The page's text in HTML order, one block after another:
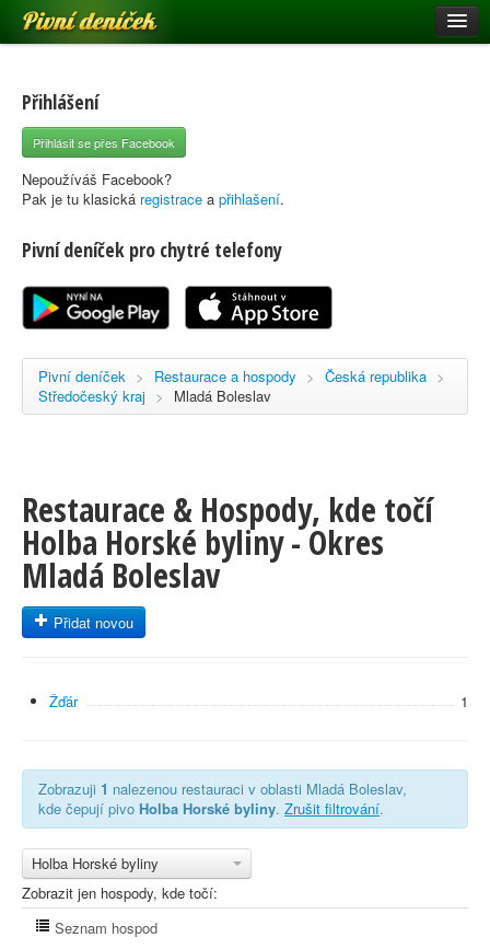
Pivní deníček
Pivní mapa
Pivní značky
Nápověda
Registrace
Přihlášení
Přihlásit se přes Facebook
Nepoužíváš Facebook?
Pak je tu klasická registrace a přihlašení.
Pivní deníček pro chytré telefony
Pivní deníček > Restaurace a hospody > Česká republika >
Středočeský kraj > Mladá Boleslav
Restaurace & Hospody, kde točí
Holba Horské byliny - Okres
Mladá Boleslav
Přidat novou
Žďár 1
Zobrazuji 1 nalezenou restauraci v oblasti Mladá Boleslav,
kde čepují pivo Holba Horské byliny. Zrušit filtrování.
Holba Horské byliny
Zobrazit jen hospody, kde točí:
Seznam hospod